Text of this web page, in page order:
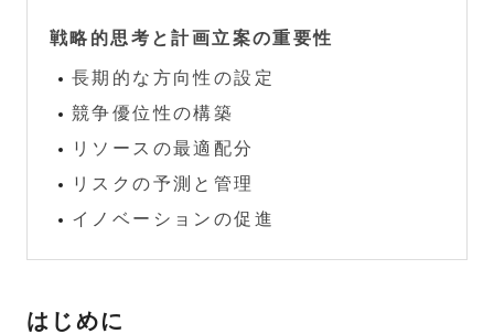
戦略的思考と計画立案の重要性
長期的な方向性の設定
競争優位性の構築
リソースの最適配分
リスクの予測と管理
イノベーションの促進
はじめに